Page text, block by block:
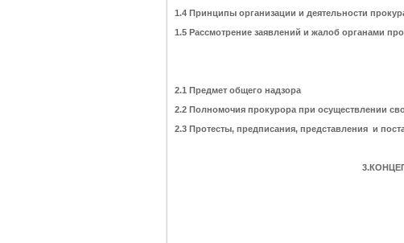
1.4 Принципы организации и деятельности
1.5 Рассмотрение заявлений и жалоб органами
2.1 Предмет общего надзора
2.2 Полномочия прокурора при осуществлении
2.3 Протесты, предписания, представления и